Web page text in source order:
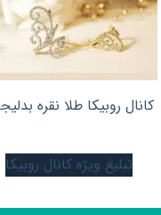
کانال روبیکا طلا نقره
تبلیغ ویژه کانال روبیکا